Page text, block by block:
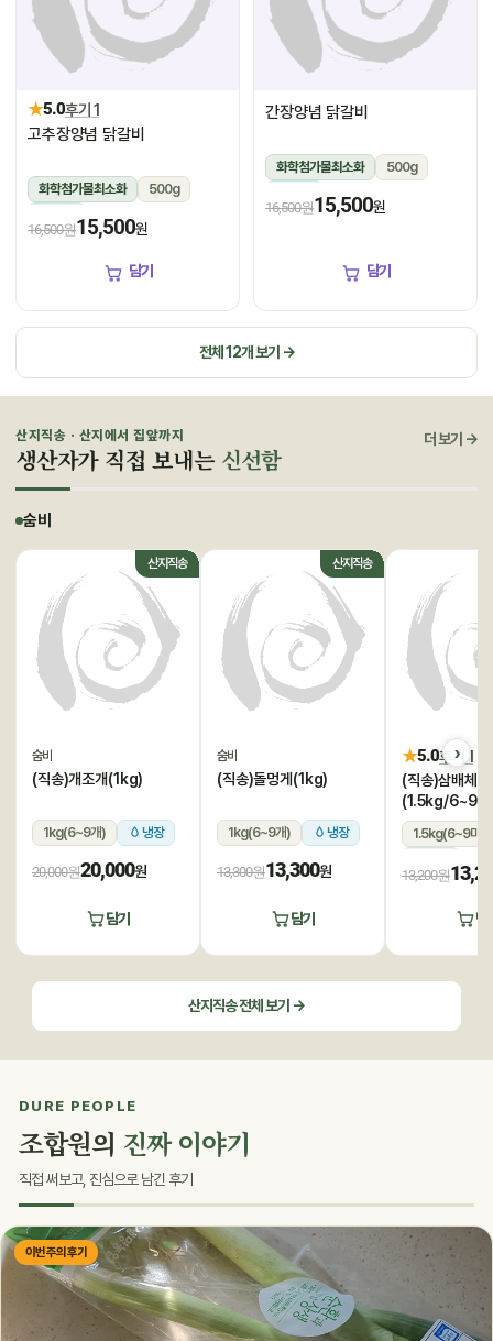
★5.0후기 1
고추장양념 닭갈비
화학첨가물최소화
500g
16,500원15,500원
담기
간장양념 닭갈비
화학첨가물최소화
500g
16,500원15,500원
담기
전체 12개 보기 →
산지직송 · 산지에서 집앞까지
생산자가 직접 보내는 신선함
더 보기 →
숨비
산지직송
숨비
(직송)개조개(1kg)
1kg(6~9개) 냉장
20,000원20,000원
담기
산지직송
숨비
(직송)돌멍게(1kg)
1kg(6~9개) 냉장
13,300원13,300원
담기
★5.0후기 1
(직송)삼배체굴
(1.5kg/6~9
1.5kg(6~9미)
13,200원
담
산지직송 전체 보기 →
DURE PEOPLE
조합원의 진짜 이야기
직접 써보고, 진심으로 남긴 후기
이번 주의 후기